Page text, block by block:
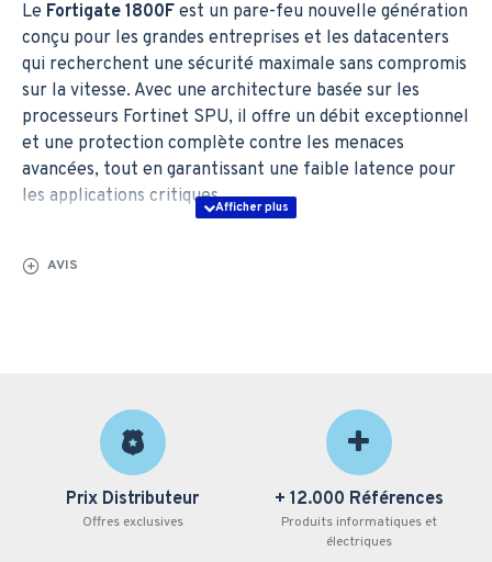
Le Fortigate 1800F est un pare-feu nouvelle génération
conçu pour les grandes entreprises et les datacenters
qui recherchent une sécurité maximale sans compromis
sur la vitesse. Avec une architecture basée sur les
processeurs Fortinet SPU, il offre un débit exceptionnel
et une protection complète contre les menaces
avancées, tout en garantissant une faible latence pour
les applications critiques.
Pourquoi choisir le
de services et les grandes organisations. Il assure une
inspection SSL/TLS à très haut débit, prend en charge
un trafic massif et sécurise les connexions VPN à grande
échelle. Grâce aux services FortiGuard alimentés par
l’IA, le Fortigate 1800F détecte et neutralise
rapidement les menaces, offrant une protection
AVIS
Prix Distributeur
Offres exclusives
+ 12.000 Références
Produits informatiques et
électriques